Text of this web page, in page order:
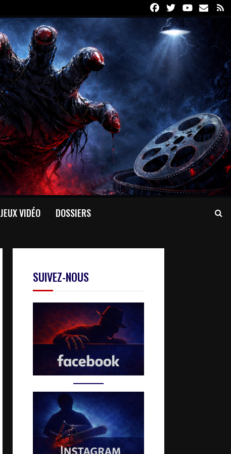
FacebookTwitterYoutube
Email
JEUX VIDÉO DOSSIERS
SUIVEZ-NOUS